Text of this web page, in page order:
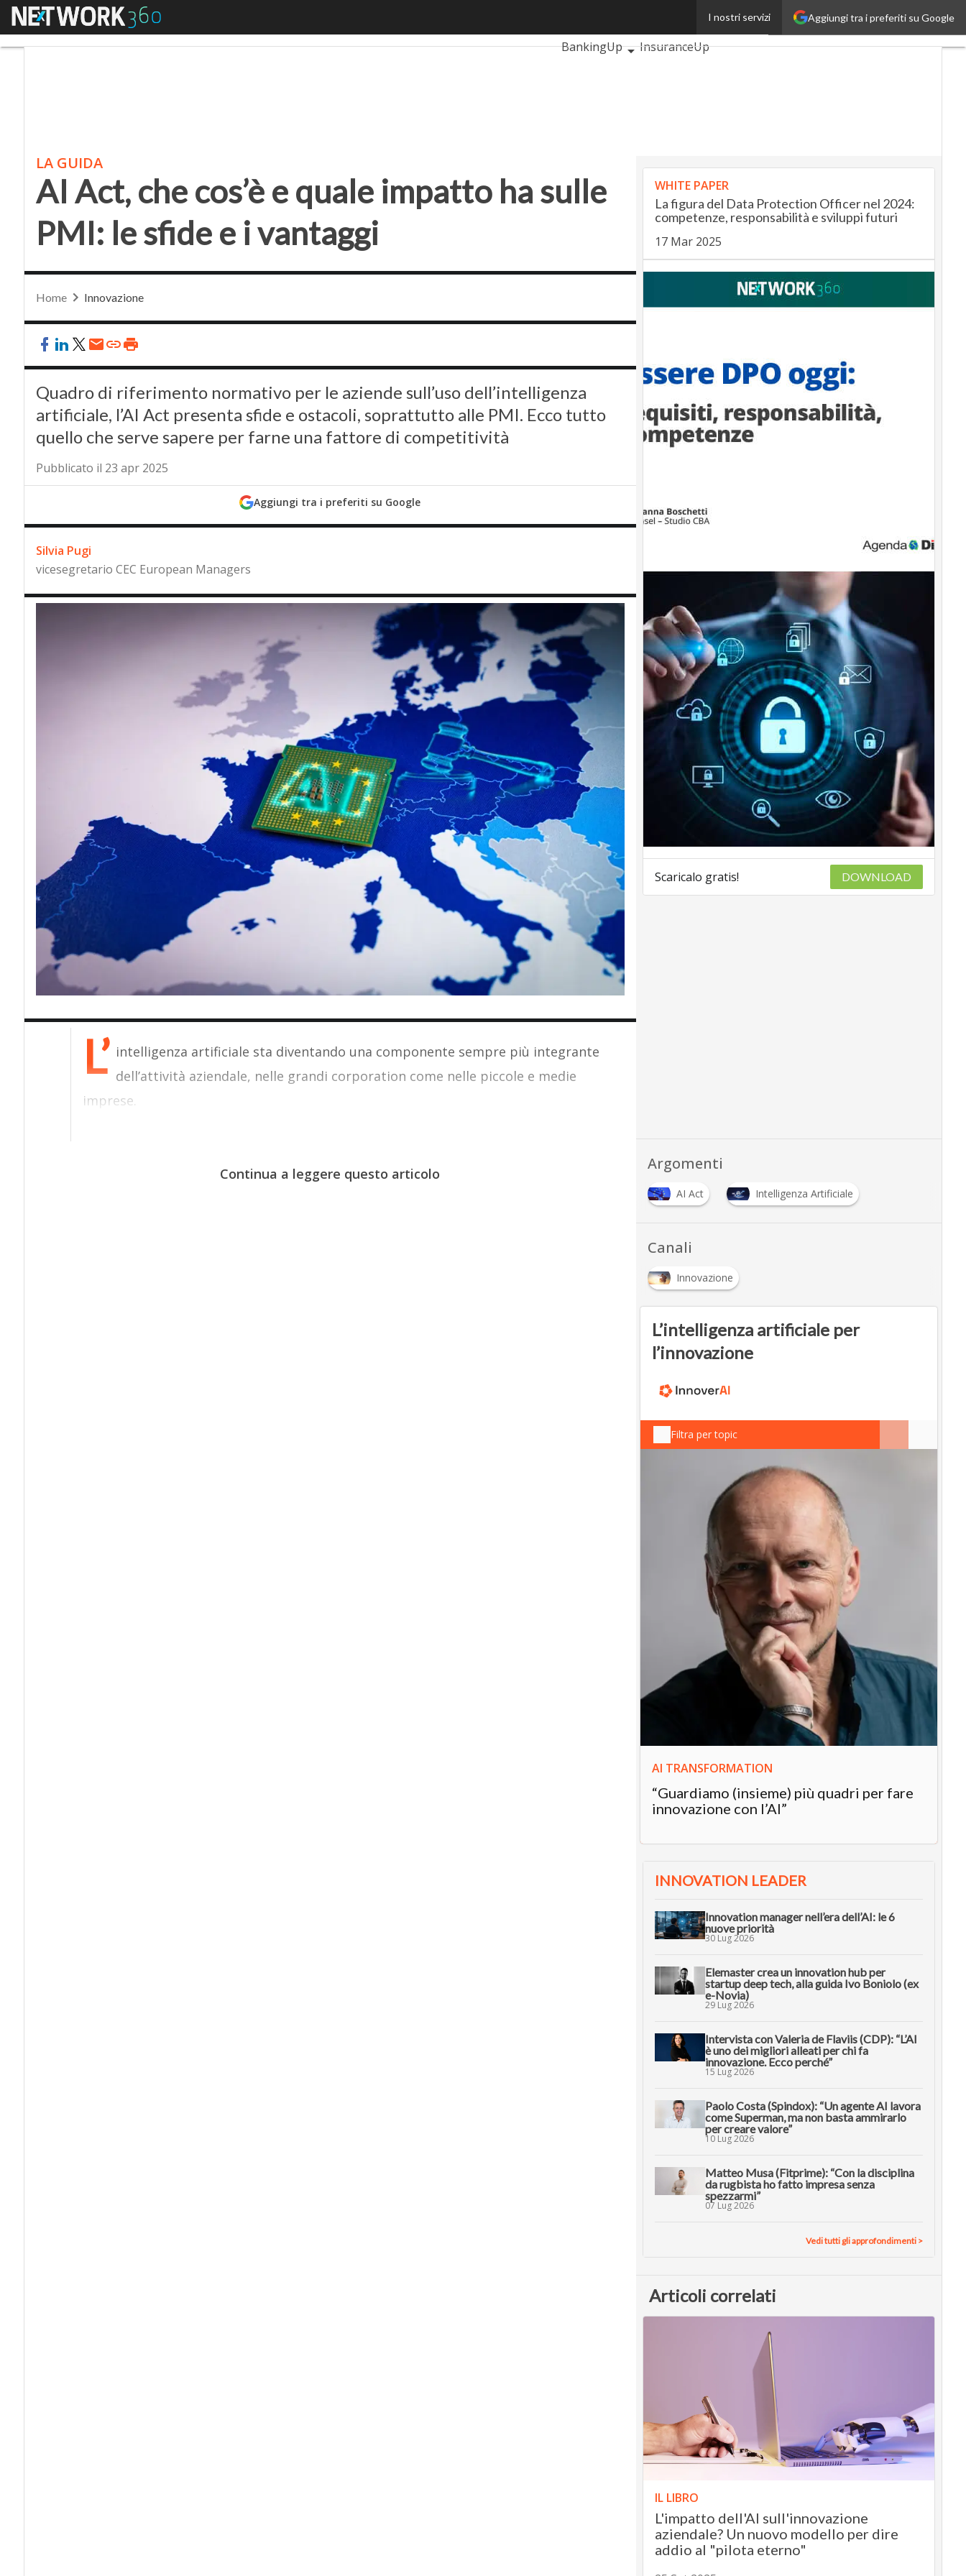
Aggiungi tra i preferiti su Google
I nostri servizi
Menu
AutomotiveUp
BankingUp
InsuranceUp
LA GUIDA
AI Act, che cos’è e quale impatto ha sulle
PMI: le sfide e i vantaggi
Home Innovazione
Quadro di riferimento normativo per le aziende sull’uso dell’intelligenza
artificiale, l’AI Act presenta sfide e ostacoli, soprattutto alle PMI. Ecco tutto
quello che serve sapere per farne una fattore di competitività
Pubblicato il 23 apr 2025
Aggiungi tra i preferiti su Google
Silvia Pugi
vicesegretario CEC European Managers
L’ intelligenza artificiale sta diventando una componente sempre più integrante
dell’attività aziendale, nelle grandi corporation come nelle piccole e medie
imprese.
Continua a leggere questo articolo
WHITE PAPER
La figura del Data Protection Officer nel 2024:
competenze, responsabilità e sviluppi futuri
17 Mar 2025
Scaricalo gratis! DOWNLOAD
Argomenti
AI Act Intelligenza Artificiale
Canali
Innovazione
L’intelligenza artificiale per
l’innovazione
Filtra per topic
AI TRANSFORMATION
“Guardiamo (insieme) più quadri per fare
innovazione con l’AI”
INNOVATION LEADER
Innovation manager nell’era dell’AI: le 6
nuove priorità
30 Lug 2026
Elemaster crea un innovation hub per
startup deep tech, alla guida Ivo Boniolo (ex
e-Novia)
29 Lug 2026
Intervista con Valeria de Flaviis (CDP): “L’AI
è uno dei migliori alleati per chi fa
innovazione. Ecco perché”
15 Lug 2026
Paolo Costa (Spindox): “Un agente AI lavora
come Superman, ma non basta ammirarlo
per creare valore”
10 Lug 2026
Matteo Musa (Fitprime): “Con la disciplina
da rugbista ho fatto impresa senza
spezzarmi”
07 Lug 2026
Vedi tutti gli approfondimenti >
Articoli correlati
IL LIBRO
L'impatto dell'AI sull'innovazione
aziendale? Un nuovo modello per dire
addio al "pilota eterno"